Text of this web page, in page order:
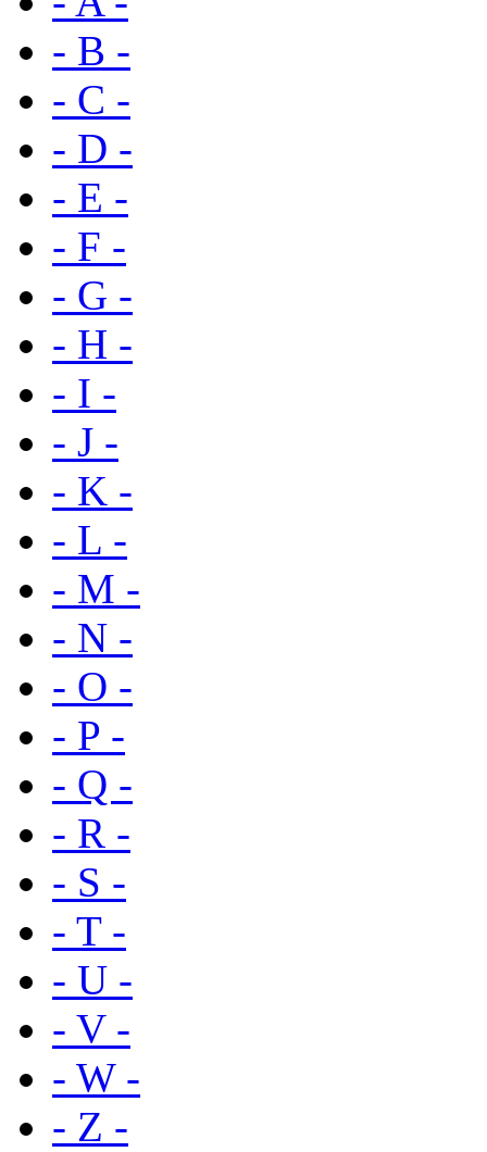
- B -
- C -
- D -
- E -
- F -
- G -
- H -
- I -
- J -
- K -
- L -
- M -
- N -
- O -
- P -
- Q -
- R -
- S -
- T -
- U -
- V -
- W -
- Z -